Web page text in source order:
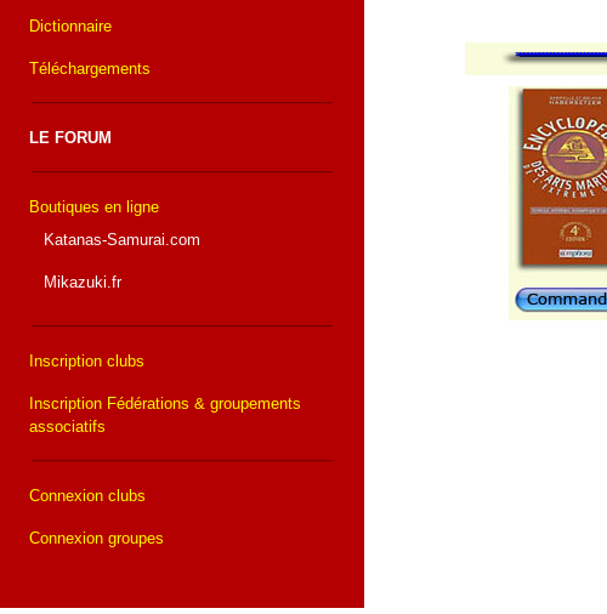
Dictionnaire
Téléchargements
LE FORUM
Boutiques en ligne
Katanas-Samurai.com
Mikazuki.fr
Inscription clubs
Inscription Fédérations & groupements
associatifs
Connexion clubs
Connexion groupes